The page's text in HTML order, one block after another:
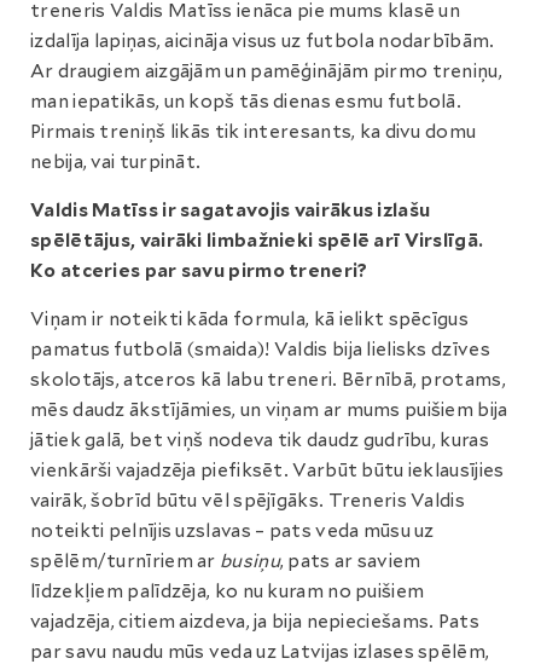
treneris Valdis Matīss ienāca pie mums klasē un
izdalīja lapiņas, aicināja visus uz futbola nodarbībām.
Ar draugiem aizgājām un pamēģinājām pirmo treniņu,
man iepatikās, un kopš tās dienas esmu futbolā.
Pirmais treniņš likās tik interesants, ka divu domu
nebija, vai turpināt.
Valdis Matīss ir sagatavojis vairākus izlašu
spēlētājus, vairāki limbažnieki spēlē arī Virslīgā.
Ko atceries par savu pirmo treneri?
Viņam ir noteikti kāda formula, kā ielikt spēcīgus
pamatus futbolā (smaida)! Valdis bija lielisks dzīves
skolotājs, atceros kā labu treneri. Bērnībā, protams,
mēs daudz ākstījāmies, un viņam ar mums puišiem bija
jātiek galā, bet viņš nodeva tik daudz gudrību, kuras
vienkārši vajadzēja piefiksēt. Varbūt būtu ieklausījies
vairāk, šobrīd būtu vēl spējīgāks. Treneris Valdis
noteikti pelnījis uzslavas – pats veda mūsu uz
spēlēm/turnīriem ar busiņu, pats ar saviem
līdzekļiem palīdzēja, ko nu kuram no puišiem
vajadzēja, citiem aizdeva, ja bija nepieciešams. Pats
par savu naudu mūs veda uz Latvijas izlases spēlēm,